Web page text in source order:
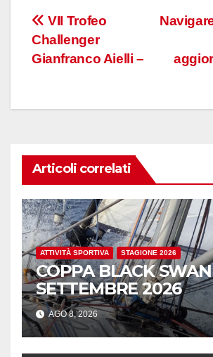
Navigazione
articoli
VII Trofeo
Challenger
Gianfranco Aielli –
Articoli correlati
ATTIVITÀ SPORTIVA STAGIONE 2026
COPPA BLACK
SETTEMBRE 2026
AGO 8, 2026